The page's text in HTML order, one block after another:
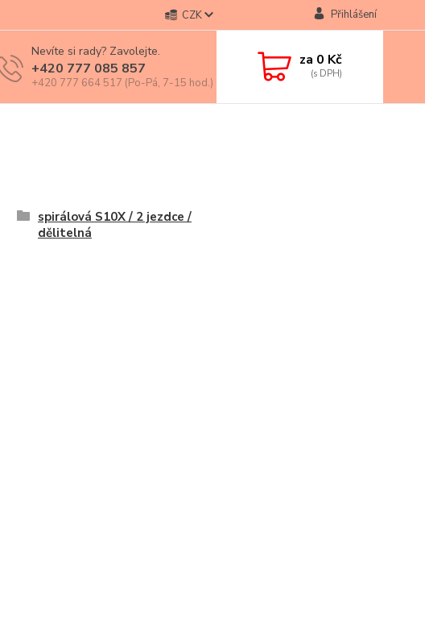
CZK Přihlášení
Nevíte si rady? Zavolejte.
+420 777 085 857
+420 777 664 517 (Po-Pá, 7-15 hod.)
za 0 Kč
spirálová S10X / 2 jezdce /
dělitelná